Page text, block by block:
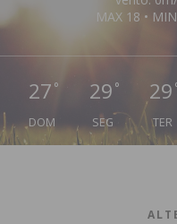
MAX 18 •
27 °
DOM
29 °
SEG
29
TER